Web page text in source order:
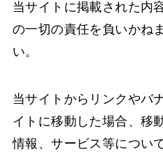
当サイトに掲載された内
の一切の責任を負いかね
い。
当サイトからリンクやバ
イトに移動した場合、移
情報、サービス等につい